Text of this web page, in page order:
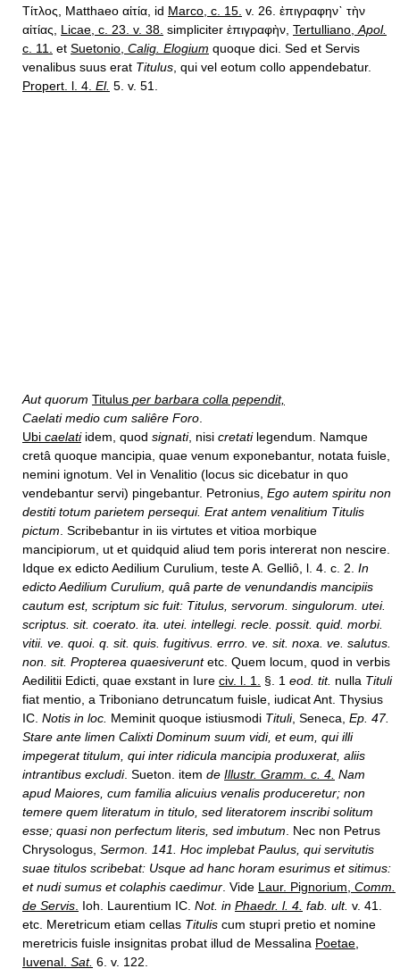
Τίτλος, Matthaeo αἰτία, id Marco, c. 15. v. 26. ἐπιγραφην` τὴν
αἰτίας, Licae, c. 23. v. 38. simpliciter ἐπιγραφὴν, Tertulliano, Apol.
c. 11.
et Suetonio, Calig. Elogium quoque dici. Sed et Servis
venalibus suus erat Titulus , qui vel eotum collo appendebatur.
Propert. l. 4. El. 5. v. 51.
Aut quorum Titulus per barbara colla pependit,
Caelati medio cum saliêre Foro
Ubi caelatiidem, quod signati, nisi cretatilegendum. Namque
cretâ quoque mancipia, quae venum exponebantur, notata fuisle,
nemini ignotum. Vel in Venalitio (locus sic dicebatur in quo
vendebantur servi) pingebantur. Petronius, Ego autem spiritu non
destiti totum parietem persequi. Erat antem venalitium Titulis
pictum . Scribebantur in iis virtutes et vitioa morbique
mancipiorum, ut et quidquid aliud tem poris intererat non nescire.
Idque ex edicto Aedilium Curulium, teste A. Gelliô, l. 4. c. 2. In
edicto Aedilium Curulium, quâ parte de venundandis mancipiis
cautum est, scriptum sic fuit: Titulus, servorum. singulorum. utei.
scriptus. sit. coerato. ita. utei. intellegi. recle. possit. quid. morbi.
vitii. ve. quoi. q. sit. quis. fugitivus. errro. ve. sit. noxa. ve. salutus.
non. sit. Propterea quaesiveruntetc. Quem locum, quod in verbis
Aedilitii Edicti, quae exstant in Iure civ. l. 1. §. 1 eod. tit. nulla Tituli
fiat mentio, a Triboniano detruncatum fuisle, iudicat Ant. Thysius
IC. Notis in loc. Meminit quoque istiusmodi Tituli, Seneca, Ep. 47.
Stare ante limen Calixti Dominum suum vidi, et eum, qui illi
impegerat titulum, qui inter ridicula mancipia produxerat, aliis
intrantibus excludi. Sueton. item de Illustr. Gramm. c. 4. Nam
apud Maiores, cum familia alicuius venalis produceretur; non
temere quem literatum in titulo, sed literatorem inscribi solitum
esse; quasi non perfectum literis, sed imbutum . Nec non Petrus
Chrysologus, Sermon. 141. Hoc implebat Paulus, qui servitutis
suae titulos scribebat: Usque ad hanc horam esurimus et sitimus:
et nudi sumus et colaphis caedimur . Vide Laur. Pignorium, Comm.
de Servis Ioh. Laurentium IC. Not. in Phaedr. l. 4. fab. ult. v. 41.
etc. Meretricum etiam cellas Titulis cum stupri pretio et nomine
meretricis fuisle insignitas probat illud de Messalina Poetae,
Iuvenal. Sat. 6. v. 122.